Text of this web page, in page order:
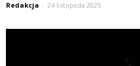
Redakcja - 24 listopada 2025